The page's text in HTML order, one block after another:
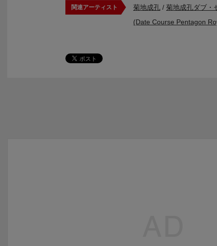
関連アーティスト 菊地成孔 / 菊地成孔ダブ・
(Date Course Pentagon